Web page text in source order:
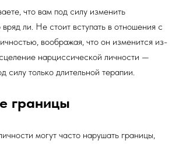
что вам под силу изменить
ли. Не стоит вступать в отношения с
воображая, что он изменится из-
нарциссической личности —
силу только длительной терапии.
границы
могут часто нарушать границы,